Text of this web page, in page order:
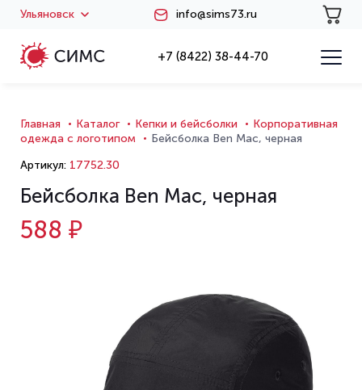
Ульяновск info@sims73.ru
+7 (8422) 38-44-70
Главная Каталог Кепки и бейсболки
Корпоративная
одежда с логотипом
Бейсболка Ben Mac, черная
Артикул: 17752.30
Бейсболка Ben Mac, черная
588 ₽